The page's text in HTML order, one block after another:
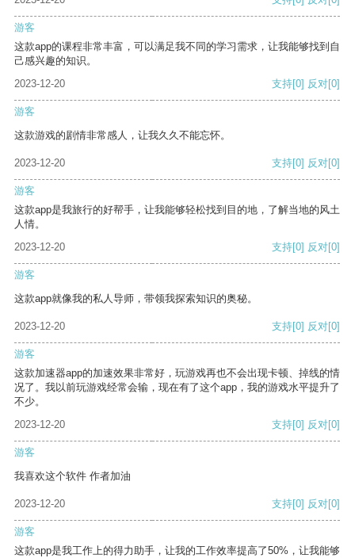
游客
这款app的课程非常丰富，可以满足我不同的学习需求，让我能够找到自
己感兴趣的知识。
2023-12-20
支持[0] 反对[0]
游客
这款游戏的剧情非常感人，让我久久不能忘怀。
2023-12-20 支持[0] 反对[0]
游客
这款app是我旅行的好帮手，让我能够轻松找到目的地，了解当地的风土
人情。
2023-12-20
支持[0] 反对[0]
游客
这款app就像我的私人导师，带领我探索知识的奥秘。
2023-12-20 支持[0] 反对[0]
游客
这款加速器app的加速效果非常好，玩游戏再也不会出现卡顿、掉线的情
况了。我以前玩游戏经常会输，现在有了这个app，我的游戏水平提升了
不少。
2023-12-20
支持[0] 反对[0]
游客
我喜欢这个软件 作者加油
2023-12-20 支持[0] 反对[0]
游客
这款app是我工作上的得力助手，让我的工作效率提高了50%，让我能够